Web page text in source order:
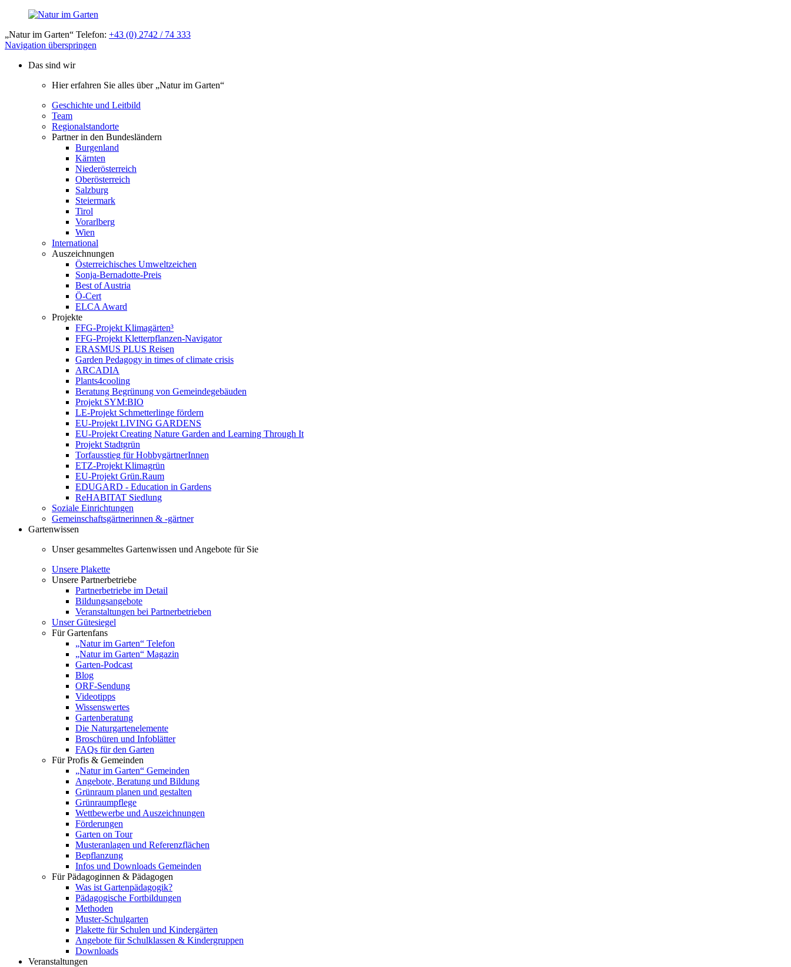
„Natur im Garten“ Telefon: +43 (0) 2742 / 74 333
Navigation überspringen
Das sind wir
Hier erfahren Sie alles über „Natur im Garten“
Geschichte und Leitbild
Team
Regionalstandorte
Partner in den Bundesländern
Burgenland
Kärnten
Niederösterreich
Oberösterreich
Salzburg
Steiermark
Tirol
Vorarlberg
Wien
International
Auszeichnungen
Österreichisches Umweltzeichen
Sonja-Bernadotte-Preis
Best of Austria
Ö-Cert
ELCA Award
Projekte
FFG-Projekt Klimagärten³
FFG-Projekt Kletterpflanzen-Navigator
ERASMUS PLUS Reisen
Garden Pedagogy in times of climate crisis
ARCADIA
Plants4cooling
Beratung Begrünung von Gemeindegebäuden
Projekt SYM:BIO
LE-Projekt Schmetterlinge fördern
EU-Projekt LIVING GARDENS
EU-Projekt Creating Nature Garden and Learning Through It
Projekt Stadtgrün
Torfausstieg für HobbygärtnerInnen
ETZ-Projekt Klimagrün
EU-Projekt Grün.Raum
EDUGARD - Education in Gardens
ReHABITAT Siedlung
Soziale Einrichtungen
Gemeinschaftsgärtnerinnen & -gärtner
Gartenwissen
Unser gesammeltes Gartenwissen und Angebote für Sie
Unsere Plakette
Unsere Partnerbetriebe
Partnerbetriebe im Detail
Bildungsangebote
Veranstaltungen bei Partnerbetrieben
Unser Gütesiegel
Für Gartenfans
„Natur im Garten“ Telefon
„Natur im Garten“ Magazin
Garten-Podcast
Blog
ORF-Sendung
Videotipps
Wissenswertes
Gartenberatung
Die Naturgartenelemente
Broschüren und Infoblätter
FAQs für den Garten
Für Profis & Gemeinden
„Natur im Garten“ Gemeinden
Angebote, Beratung und Bildung
Grünraum planen und gestalten
Grünraumpflege
Wettbewerbe und Auszeichnungen
Förderungen
Garten on Tour
Musteranlagen und Referenzflächen
Bepflanzung
Infos und Downloads Gemeinden
Für Pädagoginnen & Pädagogen
Was ist Gartenpädagogik?
Pädagogische Fortbildungen
Methoden
Muster-Schulgarten
Plakette für Schulen und Kindergärten
Angebote für Schulklassen & Kindergruppen
Downloads
Veranstaltungen